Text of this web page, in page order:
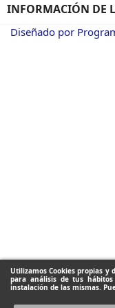
Utilizamos Cookies propias
para análisis de tus
instalación de las mismas.
INFORMACIÓN DE
Diseñado por